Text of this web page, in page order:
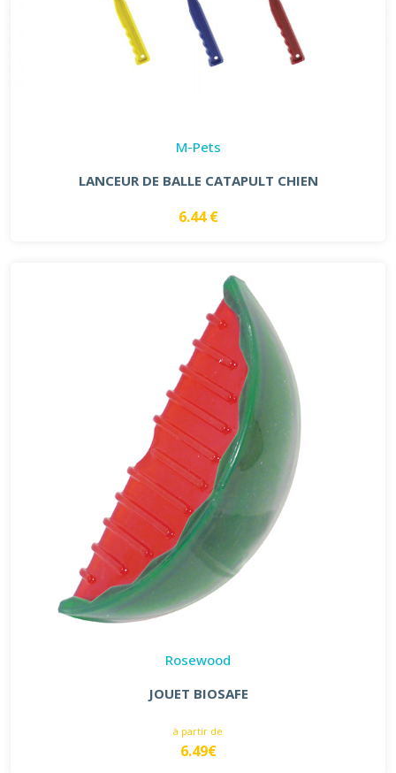
M-Pets
LANCEUR DE BALLE CATAPULT CHIEN
6.44 €
Rosewood
JOUET BIOSAFE
à partir de
6.49€